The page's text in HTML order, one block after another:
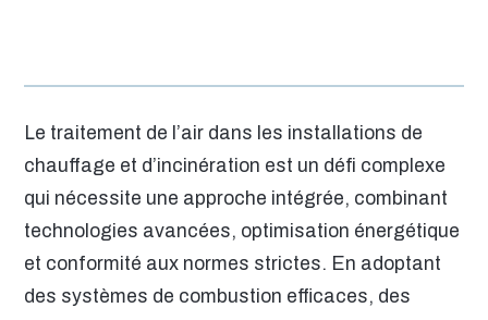
Le traitement de l’air dans les installations de
chauffage et d’incinération est un défi complexe
qui nécessite une approche intégrée, combinant
technologies avancées, optimisation énergétique
et conformité aux normes strictes. En adoptant
des systèmes de combustion efficaces, des